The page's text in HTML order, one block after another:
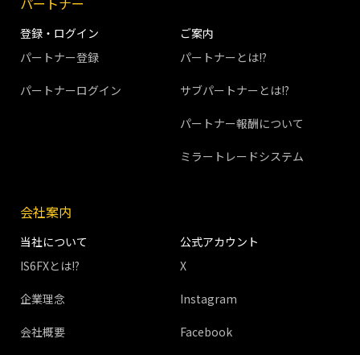
登録・ログイン
パートナー登録
パートナーログイン
ご案内
パートナーとは!?
サブパートナーとは!?
パートナー報酬について
ミラートレードシステム
会社案内
当社について
IS6FXとは!?
企業理念
会社概要
公式アカウント
X
Instagram
Facebook